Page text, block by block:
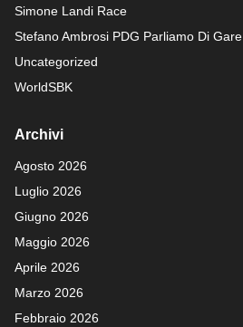
Simone Landi Race
Stefano Ambrosi PDG Parliamo Di Gare
Uncategorized
WorldSBK
Archivi
Agosto 2026
Luglio 2026
Giugno 2026
Maggio 2026
Aprile 2026
Marzo 2026
Febbraio 2026